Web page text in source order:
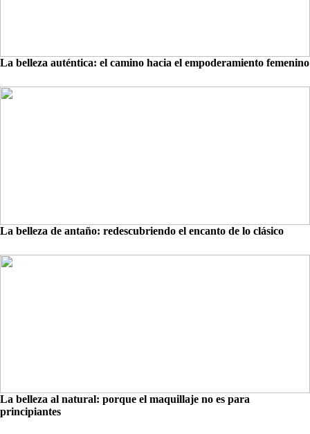
La belleza auténtica: el camino hacia el empoderamiento femenino
La belleza de antaño: redescubriendo el encanto de lo clásico
La belleza al natural: porque el maquillaje no es para
principiantes